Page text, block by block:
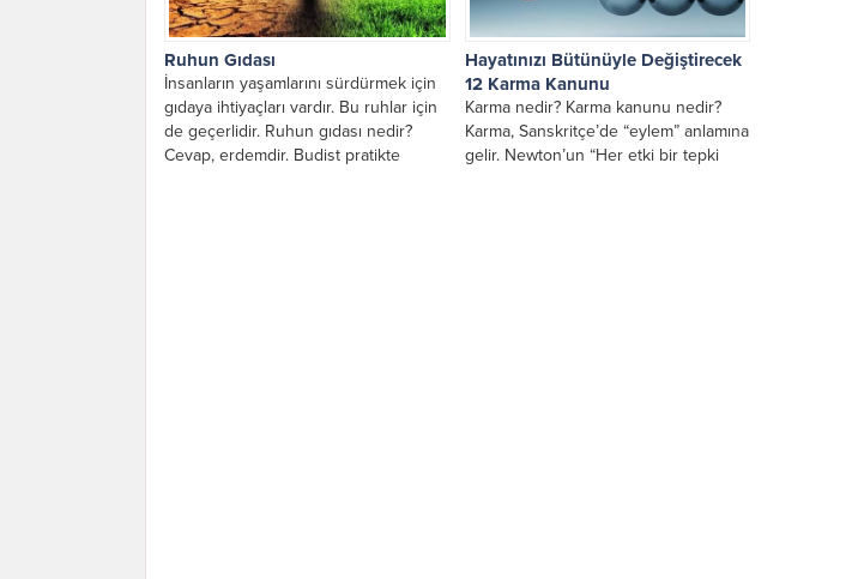
Ruhun Gıdası
İnsanların yaşamlarını sürdürmek için
gıdaya ihtiyaçları vardır. Bu ruhlar için
de geçerlidir. Ruhun gıdası nedir?
Cevap, erdemdir. Budist pratikte
Hayatınızı Bütünüyle Değiştirecek
12 Karma Kanunu
Karma nedir? Karma kanunu nedir?
Karma, Sanskritçe’de “eylem” anlamına
gelir. Newton’un “Her etki bir tepki